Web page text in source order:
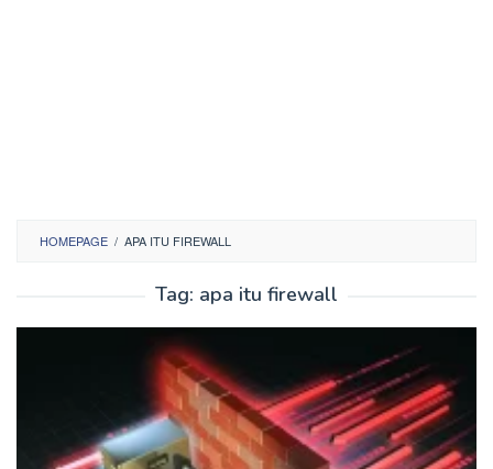
HOMEPAGE / APA ITU FIREWALL
Tag: apa itu firewall